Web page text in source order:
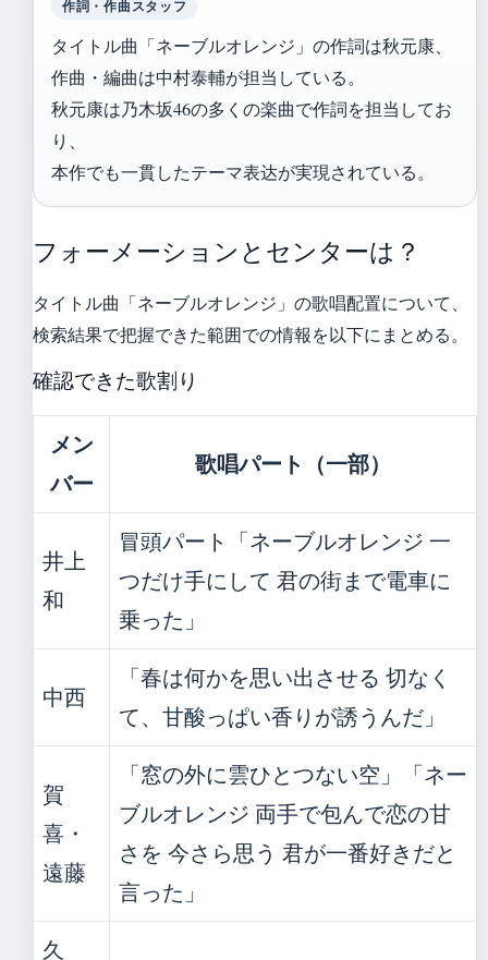
作詞・作曲スタッフ
タイトル曲「ネーブルオレンジ」の作詞は秋元康、
作曲・編曲は中村泰輔が担当している。
秋元康は乃木坂46の多くの楽曲で作詞を担当してお
り、
本作でも一貫したテーマ表达が実現されている。
フォーメーションとセンターは？
タイトル曲「ネーブルオレンジ」の歌唱配置について、
検索結果で把握できた範囲での情報を以下にまとめる。
確認できた歌割り
メン
バー
歌唱パート（一部）
井上
和
冒頭パート「ネーブルオレンジ 一
つだけ手にして 君の街まで電車に
乗った」
中西
「春は何かを思い出させる 切なく
て、甘酸っぱい香りが誘うんだ」
賀
喜・
遠藤
「窓の外に雲ひとつない空」「ネー
ブルオレンジ 両手で包んで恋の甘
さを 今さら思う 君が一番好きだと
言った」
久